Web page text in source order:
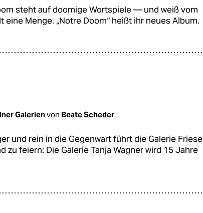
steht auf doomige Wortspiele ­— und weiß vom
eine Menge. „Notre Doom“ heißt ihr neues Album.
Galerienvon Beate Scheder
und rein in die Gegenwart führt die Galerie Friese
zu feiern: Die Galerie Tanja Wagner wird 15 Jahre